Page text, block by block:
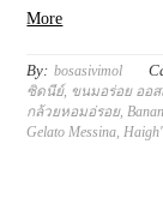
More
By: bosasivimol
ซิดนีย์, ขนมอร่อย ออส
กล้วยหอมอ่รอย,
Gelato Messina